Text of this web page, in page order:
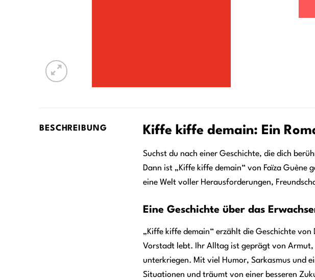
BESCHREIBUNG Kiffe kiffe demain: Ein
Suchst du nach einer Geschichte, die dich
Dann ist „Kiffe kiffe demain“ von Faïza Guène
eine Welt voller Herausforderungen,
Eine Geschichte über das
„Kiffe kiffe demain“ erzählt die Geschichte
Vorstadt lebt. Ihr Alltag ist geprägt von Armut,
unterkriegen. Mit viel Humor, Sarkasmus und
Situationen und träumt von einer besseren